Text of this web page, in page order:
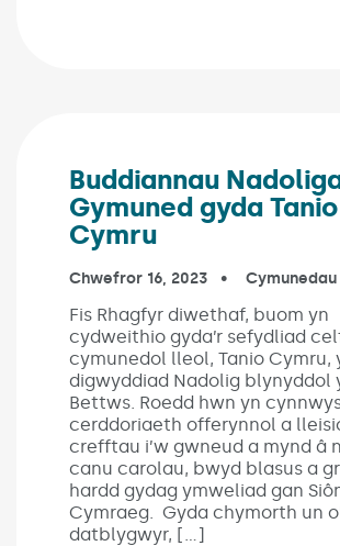
Buddiannau
Gymuned gyda Tanio
Cymru
Published on:
Chwefror 16, 2023 In the
Cymunedau
Fis Rhagfyr diwethaf, buom yn
cydweithio gyda’r sefydliad
cymunedol lleol, Tanio Cymru,
digwyddiad Nadolig blynyddol
Bettws. Roedd hwn yn
cerddoriaeth offerynnol a
crefftau i’w gwneud a mynd â
canu carolau, bwyd blasus a
hardd gydag ymweliad gan
Cymraeg. Gyda chymorth un
datblygwyr, […]